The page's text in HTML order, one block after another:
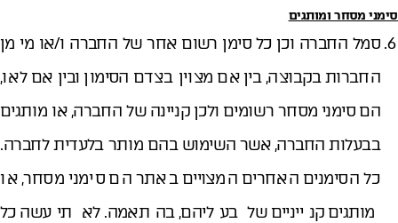
סימני מסחר ומותגים
סמל החברה וכן כל סימן רשום אחר של החברה ו/או מי מן
החברות בקבוצה, בין אם מצוין בצדם הסימון ובין אם לאו,
הם סימני מסחר רשומים ולכן קניינה של החברה, או מותגים
בבעלות החברה, אשר השימוש בהם מותר בלעדית לחברה.
כל הסימנים האחרים המצויים באתר הם סימני מסחר, או
מותגים קנייניים של בעליהם, בהתאמה. לא תיעשה כל